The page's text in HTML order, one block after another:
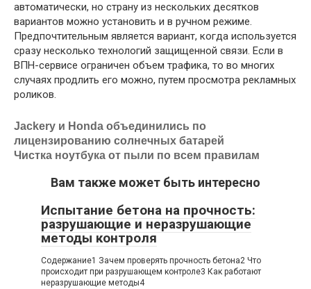
автоматически, но страну из нескольких десятков
вариантов можно установить и в ручном режиме.
Предпочтительным является вариант, когда используется
сразу несколько технологий защищенной связи. Если в
ВПН-сервисе ограничен объем трафика, то во многих
случаях продлить его можно, путем просмотра рекламных
роликов.
Jackery и Honda объединились по
лицензированию солнечных батарей
Чистка ноутбука от пыли по всем правилам
Вам также может быть интересно
Испытание бетона на прочность:
разрушающие и неразрушающие
методы контроля
Содержание1 Зачем проверять прочность бетона2 Что
происходит при разрушающем контроле3 Как работают
неразрушающие методы4